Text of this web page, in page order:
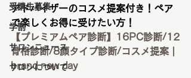
受講生募集
学割
サロンニュース
サロンについて
アドバイザーのコスメ提案付き！ペア
で楽しくお得に受けたい方！
【プレミアムペア診断】16PC診断/12
骨格診断/8顔タイプ診断/コスメ提案 |
brand new day